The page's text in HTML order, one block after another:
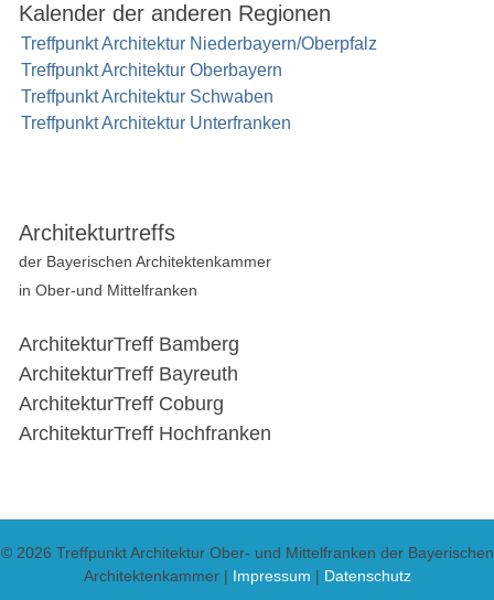
Kalender der anderen Regionen
Treffpunkt Architektur Niederbayern/Oberpfalz
Treffpunkt Architektur Oberbayern
Treffpunkt Architektur Schwaben
Treffpunkt Architektur Unterfranken
Architekturtreffs
der Bayerischen Architektenkammer
in Ober-und Mittelfranken
ArchitekturTreff Bamberg
ArchitekturTreff Bayreuth
ArchitekturTreff Coburg
ArchitekturTreff Hochfranken
© 2026 Treffpunkt Architektur Ober- und Mittelfranken der Bayerischen
Architektenkammer | Impressum | Datenschutz